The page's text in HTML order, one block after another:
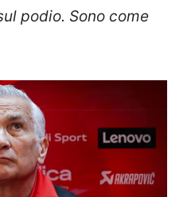
podio. Sono come